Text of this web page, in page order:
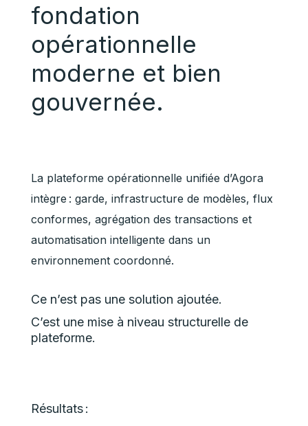
fondation
opérationnelle
moderne et bien
gouvernée.
La plateforme opérationnelle unifiée d’Agora
intègre : garde, infrastructure de modèles, flux
conformes, agrégation des transactions et
automatisation intelligente dans un
environnement coordonné.
Ce n’est pas une solution ajoutée.
C’est une mise à niveau structurelle de
plateforme.
Résultats :